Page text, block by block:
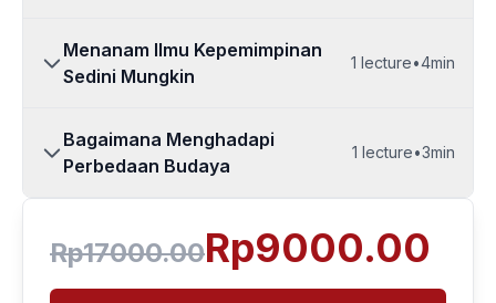
Menanam Ilmu Kepemimpinan
Sedini Mungkin
1 lecture•4min
Bagaimana Menghadapi
Perbedaan Budaya
1 lecture•3min
Rp17000.00Rp9000.00